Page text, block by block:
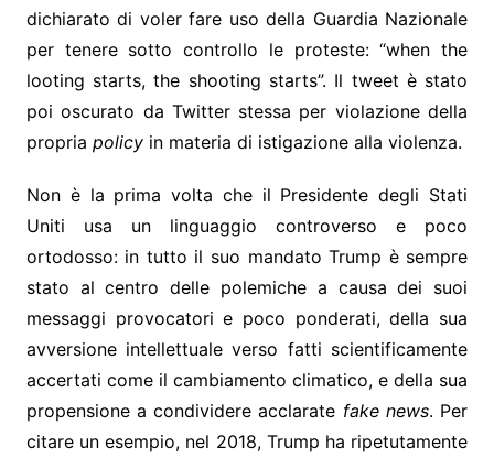
dichiarato di voler fare uso della Guardia Nazionale
per tenere sotto controllo le proteste: “when the
looting starts, the shooting starts”. Il tweet è stato
poi oscurato da Twitter stessa per violazione della
propria policy in materia di istigazione alla violenza.
Non è la prima volta che il Presidente degli Stati
Uniti usa un linguaggio controverso e poco
ortodosso: in tutto il suo mandato Trump è sempre
stato al centro delle polemiche a causa dei suoi
messaggi provocatori e poco ponderati, della sua
avversione intellettuale verso fatti scientificamente
accertati come il cambiamento climatico, e della sua
propensione a condividere acclarate fake news. Per
citare un esempio, nel 2018, Trump ha ripetutamente